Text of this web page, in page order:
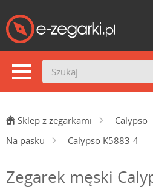
Sklep z zegarkami Calypso
Na pasku
Calypso K5883-4
Zegarek męski